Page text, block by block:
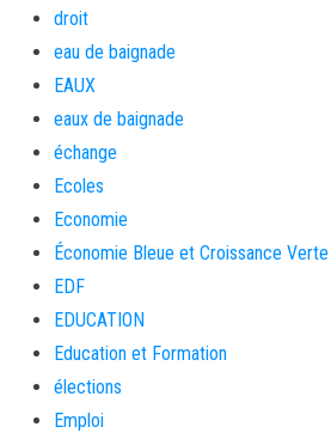
droit
eau de baignade
EAUX
eaux de baignade
échange
Ecoles
Economie
Économie Bleue et Croissance Verte
EDF
EDUCATION
Education et Formation
élections
Emploi